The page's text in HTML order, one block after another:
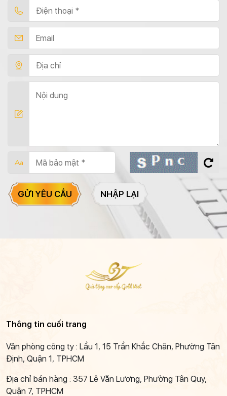
GỬI YÊU CẦU NHẬP LẠI
Thông tin cuối trang
Văn phòng công ty : Lầu 1, 15 Trần Khắc Chân, Phường Tân
Định, Quận 1, TPHCM
Địa chỉ bán hàng : 357 Lê Văn Lương, Phường Tân Quy,
Quận 7, TPHCM